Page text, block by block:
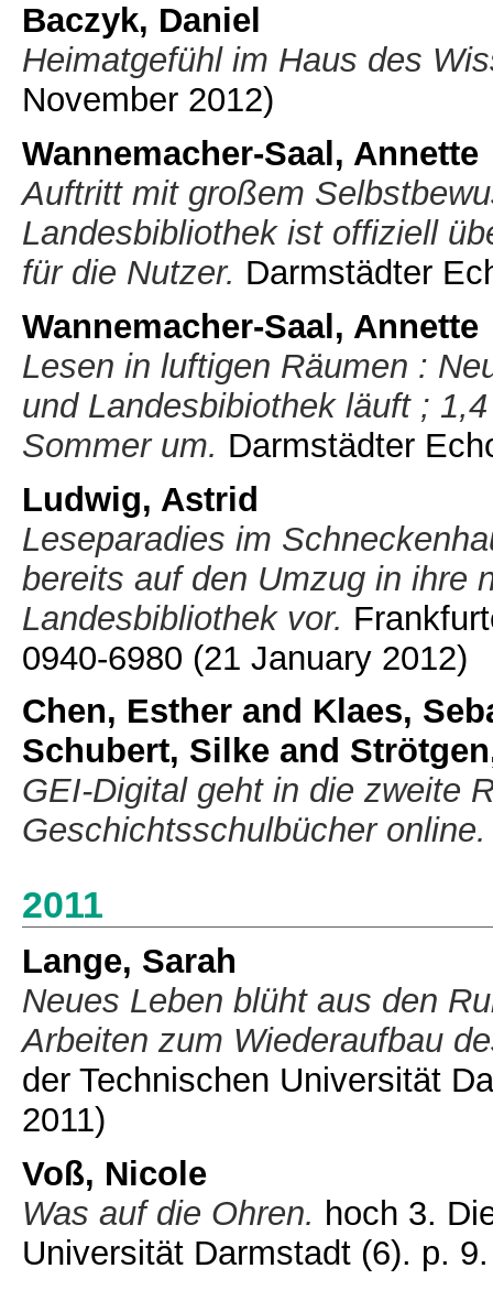
Baczyk, Daniel
Heimatgefühl im Haus des
November 2012)
Wannemacher-Saal, Annette
Auftritt mit großem
Landesbibliothek ist offiziell
für die Nutzer. Darmstädter
Wannemacher-Saal, Annette
Lesen in luftigen Räumen :
und Landesbibiothek läuft ;
Sommer um. Darmstädter
Ludwig, Astrid
Leseparadies im
bereits auf den Umzug in ihre
Landesbibliothek vor.
0940-6980 (21 January 2012)
Chen, Esther and Klaes,
Schubert, Silke and
GEI-Digital geht in die zweite
Geschichtsschulbücher online.
2011
Lange, Sarah
Neues Leben blüht aus den
Arbeiten zum Wiederaufbau
der Technischen Universität
2011)
Voß, Nicole
Was auf die Ohren. hoch 3.
Universität Darmstadt (6). p.